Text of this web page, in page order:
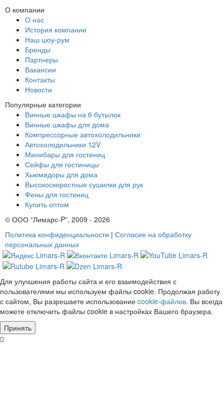
О компании
О нас
История компании
Наш шоу-рум
Бренды
Партнеры
Вакансии
Контакты
Новости
Популярные категории
Винные шкафы на 6 бутылок
Винные шкафы для дома
Компрессорные автохолодильники
Автохолодильники 12V
Минибары для гостиниц
Сейфы для гостиницы
Хьюмидоры для дома
Высокоскоростные сушилки для рук
Фены для гостиниц
Купить оптом
© ООО “Лимарс-P”, 2009 - 2026
Политика конфиденциальности | Согласие на обработку
персональных данных
Для улучшения работы сайта и его взаимодействия с
пользователями мы используем файлы cookie. Продолжая работу
с сайтом, Вы разрешаете использование cookie-файлов. Вы всегда
можете отключить файлы cookie в настройках Вашего браузера.
Принять